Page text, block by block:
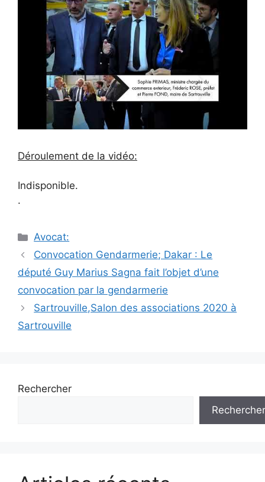
Déroulement de la vidéo:
Indisponible.
.
Catégories
Avocat:
Navigation
des
articles
Convocation Gendarmerie; Dakar : Le
député Guy Marius Sagna fait l’objet d’une
convocation par la gendarmerie
Sartrouville,Salon des associations 2020 à
Sartrouville
Rechercher
Rechercher